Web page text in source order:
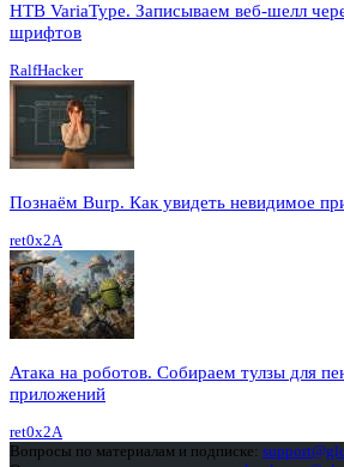
HTB VariaType. Записываем веб-шелл
шрифтов
RalfHacker
Познаём Burp. Как увидеть невидимое
ret0x2A
Атака на роботов. Собираем тулзы для
приложений
ret0x2A
Вопросы по материалам и подписке: